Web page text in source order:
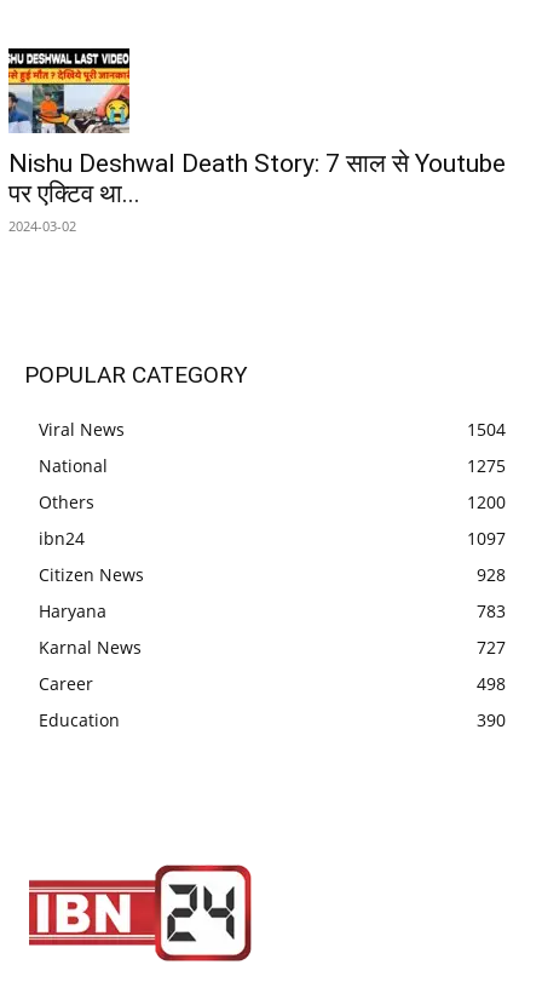
Nishu Deshwal Death Story: 7 साल से Youtube
पर एक्टिव था...
2024-03-02
POPULAR CATEGORY
Viral News
1504
National
1275
Others
1200
ibn24
1097
Citizen News
928
Haryana
783
Karnal News
727
Career
498
Education
390